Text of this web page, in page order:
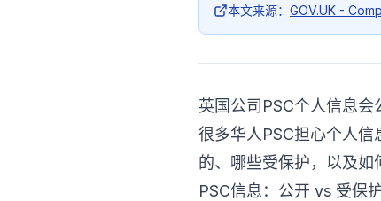
本文来源： GOV.UK -
英国公司PSC个人信息会
很多华人PSC担心个人
的、哪些受保护，以及如
PSC信息：公开 vs 受保